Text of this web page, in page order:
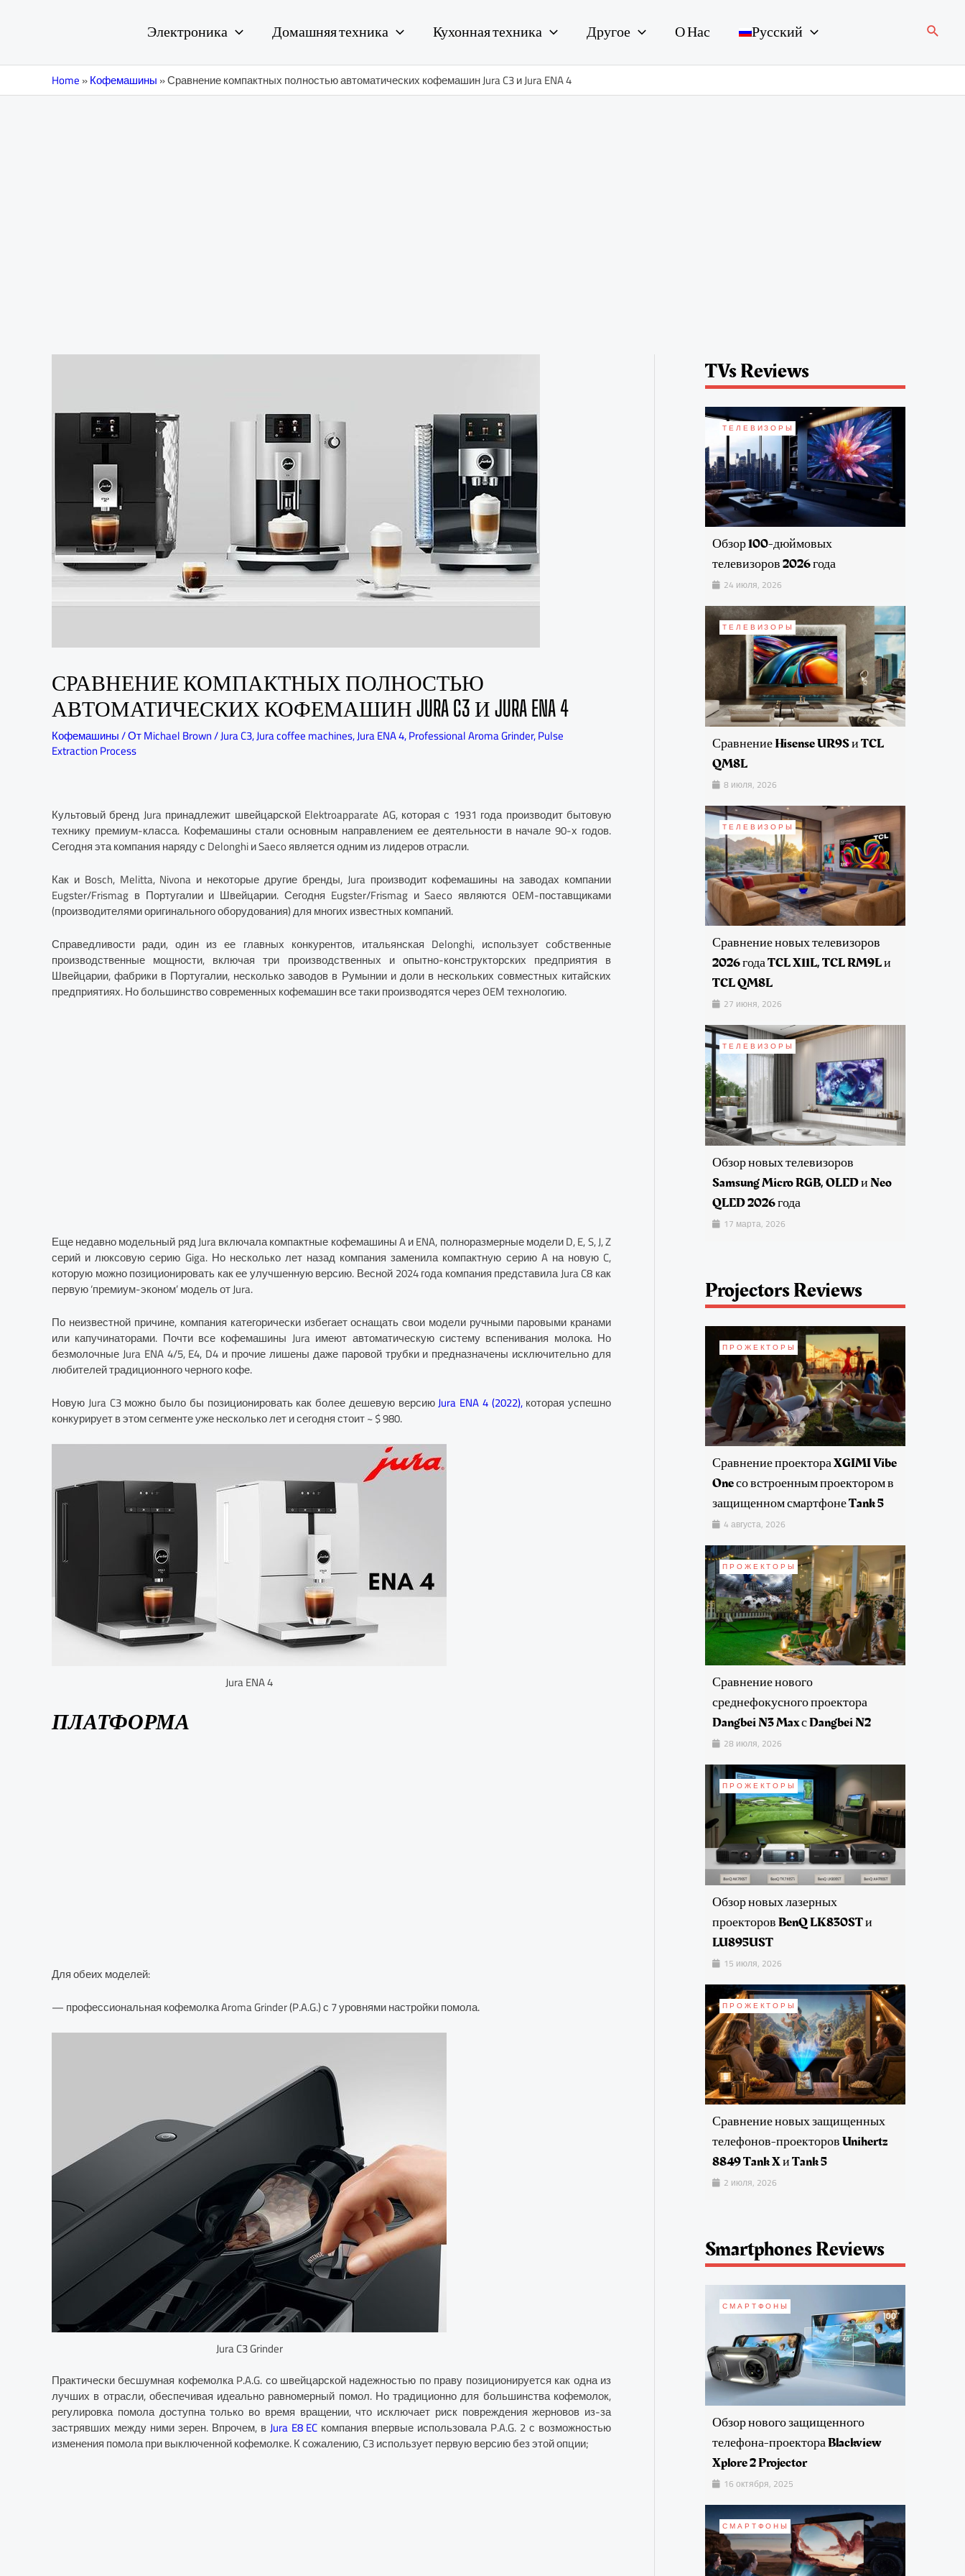
Электроника Домашняя техника Кухонная техника Другое О Нас Русский Поиск
Home»Кофемашины»Сравнение компактных полностью автоматических кофемашин Jura C3 и Jura ENA 4
СРАВНЕНИЕ КОМПАКТНЫХ ПОЛНОСТЬЮ
АВТОМАТИЧЕСКИХ КОФЕМАШИН JURA C3 И JURA ENA 4
Кофемашины/ ОтMichael Brown/Jura C3,Jura coffee machines,Jura ENA 4,Professional Aroma Grinder,Pulse
Extraction Process
Культовый бренд Jura принадлежит швейцарской Elektroapparate AG, которая с 1931 года производит бытовую
технику премиум-класса. Кофемашины стали основным направлением ее деятельности в начале 90-х годов.
Сегодня эта компания наряду с Delonghi и Saeco является одним из лидеров отрасли.
Как и Bosch, Melitta, Nivona и некоторые другие бренды, Jura производит кофемашины на заводах компании
Eugster/Frismag в Португалии и Швейцарии. Сегодня Eugster/Frismag и Saeco являются OEM-поставщиками
(производителями оригинального оборудования) для многих известных компаний.
Справедливости ради, один из ее главных конкурентов, итальянская Delonghi, использует собственные
производственные мощности, включая три производственных и опытно-конструкторских предприятия в
Швейцарии, фабрики в Португалии, несколько заводов в Румынии и доли в нескольких совместных китайских
предприятиях. Но большинство современных кофемашин все таки производятся через OEM технологию.
Еще недавно модельный ряд Jura включала компактные кофемашины A и ENA, полноразмерные модели D, E, S, J, Z
серий и люксовую серию Giga. Но несколько лет назад компания заменила компактную серию A на новую C,
которую можно позиционировать как ее улучшенную версию. Весной 2024 года компания представила Jura C8 как
первую ‘премиум-эконом’ модель от Jura.
По неизвестной причине, компания категорически избегает оснащать свои модели ручными паровыми кранами
или капучинаторами. Почти все кофемашины Jura имеют автоматическую систему вспенивания молока. Но
безмолочные Jura ENA 4/5, E4, D4 и прочие лишены даже паровой трубки и предназначены исключительно для
любителей традиционного черного кофе.
Новую Jura C3 можно было бы позиционировать как более дешевую версиюJura ENA 4 (2022),которая успешно
конкурирует в этом сегменте уже несколько лет и сегодня стоит ~ $ 980.
Jura ENA 4
ПЛАТФОРМА
Для обеих моделей:
— профессиональная кофемолка Aroma Grinder (P.A.G.) с 7 уровнями настройки помола.
Jura C3 Grinder
Практически бесшумная кофемолка P.A.G. со швейцарской надежностью по праву позиционируется как одна из
лучших в отрасли, обеспечивая идеально равномерный помол. Но традиционно для большинства кофемолок,
регулировка помола доступна только во время вращении, что исключает риск повреждения жерновов из-за
застрявших между ними зерен. Впрочем, вJura E8 EC компания впервые использовала P.A.G. 2 с возможностью
изменения помола при выключенной кофемолке. К сожалению, C3 использует первую версию без этой опции;
TVs Reviews
ТЕЛЕВИЗОРЫ
Обзор 100-дюймовых
телевизоров 2026 года
24 июля, 2026
ТЕЛЕВИЗОРЫ
Сравнение Hisense UR9S и TCL
QM8L
8 июля, 2026
ТЕЛЕВИЗОРЫ
Сравнение новых телевизоров
2026 года TCL X11L, TCL RM9L и
TCL QM8L
27 июня, 2026
ТЕЛЕВИЗОРЫ
Обзор новых телевизоров
Samsung Micro RGB, OLED и Neo
QLED 2026 года
17 марта, 2026
Projectors Reviews
ПРОЖЕКТОРЫ
Сравнение проектора XGIMI Vibe
One со встроенным проектором в
защищенном смартфоне Tank 5
4 августа, 2026
ПРОЖЕКТОРЫ
Сравнение нового
среднефокусного проектора
Dangbei N3 Max с Dangbei N2
28 июля, 2026
ПРОЖЕКТОРЫ
Обзор новых лазерных
проекторов BenQ LK830ST и
LU895UST
15 июля, 2026
ПРОЖЕКТОРЫ
Сравнение новых защищенных
телефонов-проекторов Unihertz
8849 Tank X и Tank 5
2 июля, 2026
Smartphones Reviews
СМАРТФОНЫ
Обзор нового защищенного
телефона-проектора Blackview
Xplore 2 Projector
16 октября, 2025
СМАРТФОНЫ